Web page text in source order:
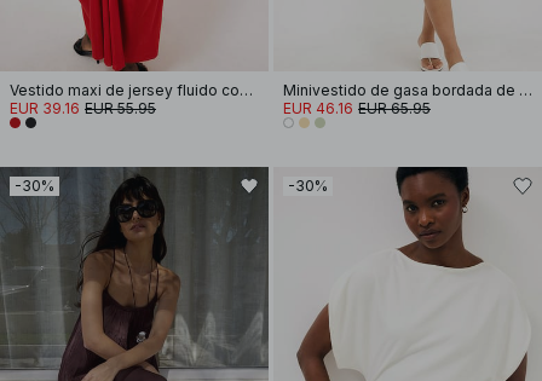
Vestido maxi de jersey fluido con drapeado
EUR 39.16 EUR 55.95
Minivestido de gasa bordada de manga larga
EUR 46.16 EUR 65.95
-30% -30%